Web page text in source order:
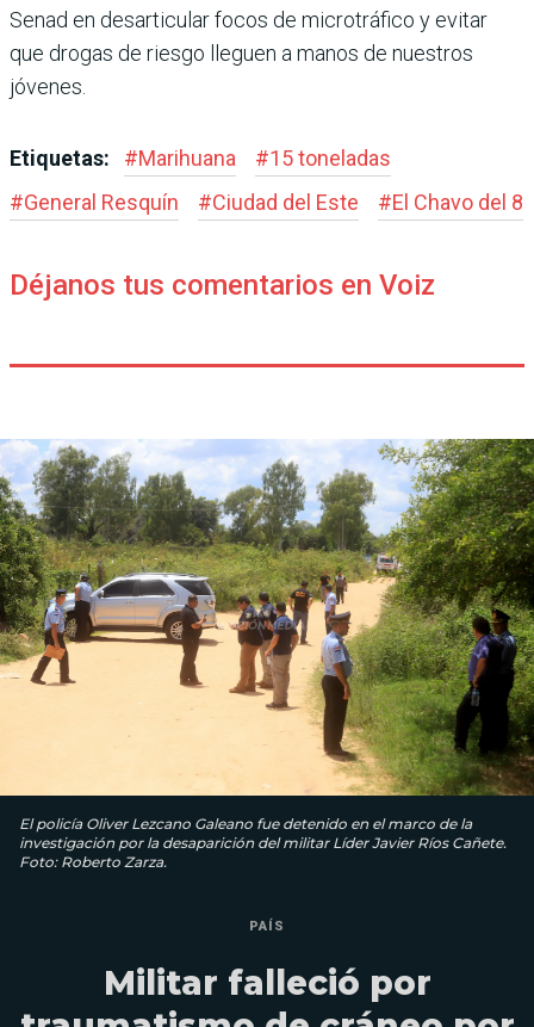
Senad en desarticular focos de microtráfico y evitar
que drogas de riesgo lleguen a manos de nuestros
jóvenes.
Etiquetas: #Marihuana #15 toneladas
#General Resquín #Ciudad del Este #El Chavo del 8
Déjanos tus comentarios en Voiz
El policía Oliver Lezcano Galeano fue detenido en el marco de la
investigación por la desaparición del militar Líder Javier Ríos Cañete.
Foto: Roberto Zarza.
PAÍS
Militar falleció por